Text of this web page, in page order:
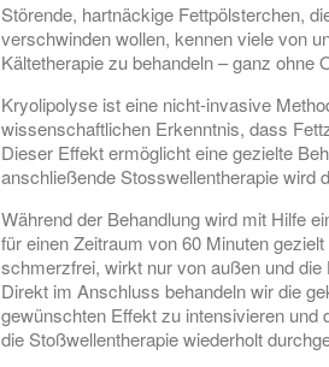
Störende, hartnäckige Fettpölsterchen,
verschwinden wollen, kennen viele von
Kältetherapie zu behandeln – ganz ohne
Kryolipolyse ist eine nicht-invasive
wissenschaftlichen Erkenntnis, dass
Dieser Effekt ermöglicht eine gezielte
anschließende Stosswellentherapie wird
Während der Behandlung wird mit Hilfe
für einen Zeitraum von 60 Minuten
schmerzfrei, wirkt nur von außen und
Direkt im Anschluss behandeln wir die
gewünschten Effekt zu intensivieren und
die Stoßwellentherapie wiederholt